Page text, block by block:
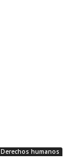
Derechos humanos